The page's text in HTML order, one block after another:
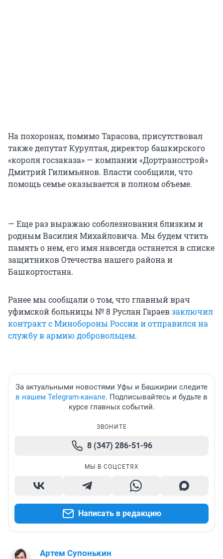
На похоронах, помимо Тарасова, присутствовал
также депутат Курултая, директор башкирского
«короля госзаказа» — компании «Дортрансстрой»
Дмитрий Гилимьянов. Власти сообщили, что
помощь семье оказывается в полном объеме.
— Еще раз выражаю соболезнования близким и
родным Василия Михайловича. Мы будем чтить
память о нем, его имя навсегда останется в списке
защитников Отечества нашего района и
Башкортостана.
Ранее мы сообщали о том, что главный врач
уфимской больницы № 8 Руслан Гараевзаключил
контракт с Минобороны России и отправился на
службу в армию добровольцем.
За актуальными новостями Уфы и Башкирии следите
в нашем Telegram-канале. Подписывайтесь и будьте в
курсе главных событий.
ЗВОНИТЕ
8 (347) 286-51-96
МЫ В СОЦСЕТЯХ
Написать в редакцию
Артем Супонькин